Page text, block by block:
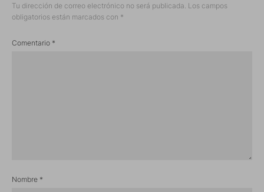
Tu dirección de correo electrónico no será publicada. Los campos
obligatorios están marcados con *
Comentario *
Nombre *